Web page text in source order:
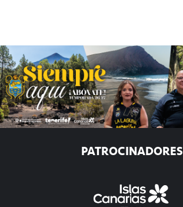
PATROCINADORES